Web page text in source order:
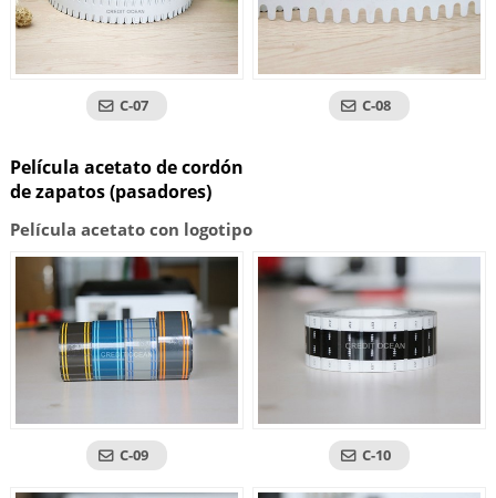
C-07 C-08
Película acetato de cordón
de zapatos (pasadores)
Película acetato con logotipo
C-09 C-10